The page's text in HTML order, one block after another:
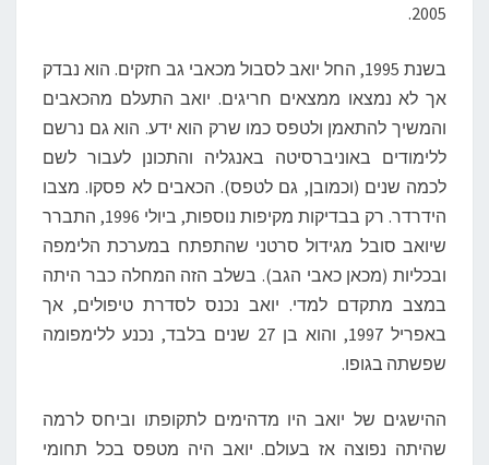
2005.
בשנת 1995, החל יואב לסבול מכאבי גב חזקים. הוא נבדק
אך לא נמצאו ממצאים חריגים. יואב התעלם מהכאבים
והמשיך להתאמן ולטפס כמו שרק הוא ידע. הוא גם נרשם
ללימודים באוניברסיטה באנגליה והתכונן לעבור לשם
לכמה שנים (וכמובן, גם לטפס). הכאבים לא פסקו. מצבו
הידרדר. רק בבדיקות מקיפות נוספות, ביולי 1996, התברר
שיואב סובל מגידול סרטני שהתפתח במערכת הלימפה
ובכליות (מכאן כאבי הגב). בשלב הזה המחלה כבר היתה
במצב מתקדם למדי. יואב נכנס לסדרת טיפולים, אך
באפריל 1997, והוא בן 27 שנים בלבד, נכנע ללימפומה
שפשתה בגופו.
ההישגים של יואב היו מדהימים לתקופתו וביחס לרמה
שהיתה נפוצה אז בעולם. יואב היה מטפס בכל תחומי